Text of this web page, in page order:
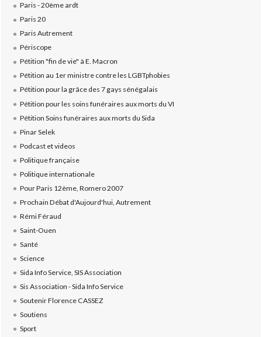
Paris - 20ème ardt
Paris 20
Paris Autrement
Périscope
Pétition "fin de vie" à E. Macron
Pétition au 1er ministre contre les LGBTphobies
Pétition pour la grâce des 7 gays sénégalais
Pétition pour les soins funéraires aux morts du VI
Pétition Soins funéraires aux morts du Sida
Pinar Selek
Podcast et videos
Politique française
Politique internationale
Pour Paris 12ème, Romero 2007
Prochain Débat d'Aujourd'hui, Autrement
Rémi Féraud
Saint-Ouen
Santé
Science
Sida Info Service, SIS Association
Sis Association - Sida Info Service
Soutenir Florence CASSEZ
Soutiens
Sport